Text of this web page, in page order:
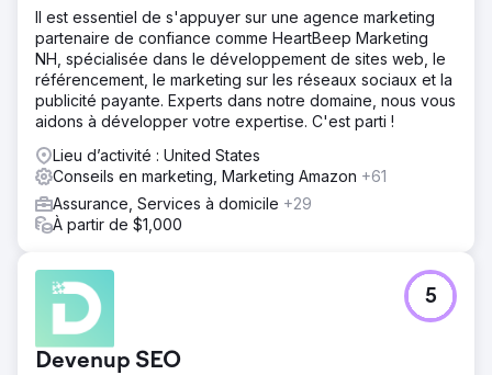
Il est essentiel de s'appuyer sur une agence marketing
partenaire de confiance comme HeartBeep Marketing
NH, spécialisée dans le développement de sites web, le
référencement, le marketing sur les réseaux sociaux et la
publicité payante. Experts dans notre domaine, nous vous
aidons à développer votre expertise. C'est parti !
Lieu d’activité : United States
Conseils en marketing, Marketing Amazon +61
Assurance, Services à domicile +29
À partir de $1,000
Devenup SEO
5